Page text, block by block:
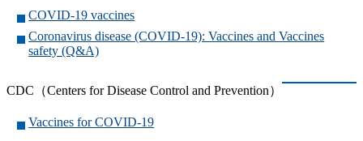
COVID-19 vaccines
Coronavirus disease (COVID-19): Vaccines and Vaccines
safety (Q&A)
CDC（Centers for Disease Control and Prevention）
Vaccines for COVID-19